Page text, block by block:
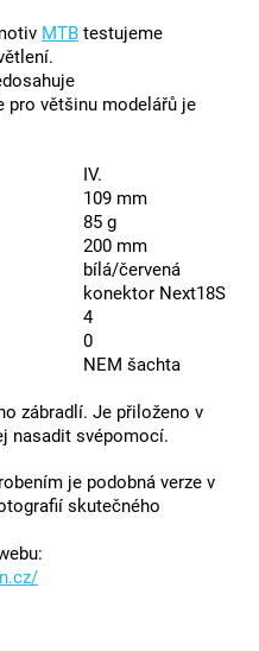
MTB testujeme
pro většinu modelářů je
IV.
109 mm
85 g
200 mm
bílá/červená
konektor Next18S
4
0
NEM šachta
zábradlí. Je přiloženo v
nasadit svépomocí.
je podobná verze v
skutečného